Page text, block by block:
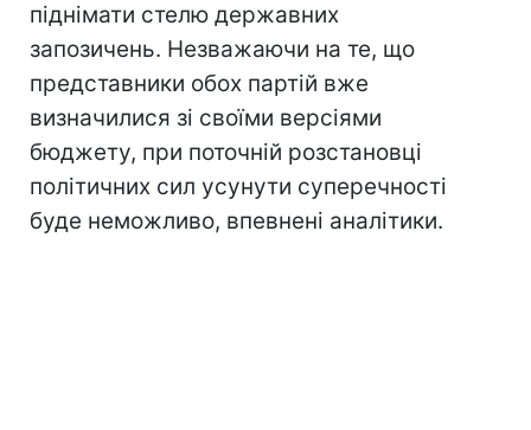
піднімати стелю державних
запозичень. Незважаючи на те, що
представники обох партій вже
визначилися зі своїми версіями
бюджету, при поточній розстановці
політичних сил усунути суперечності
буде неможливо, впевнені аналітики.